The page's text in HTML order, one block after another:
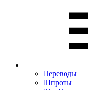
Переводы
Шпроты